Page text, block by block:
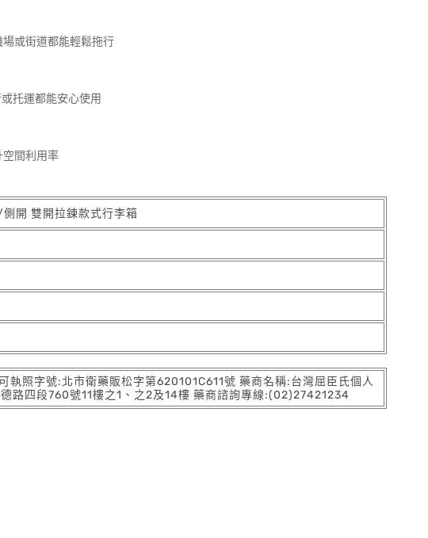
或街道都能輕鬆拖行
托運都能安心使用
空間利用率
開 雙開拉鍊款式行李箱
照字號:北市衛藥販松字第620101C611號 藥商名稱:台灣屈臣氏個人
路四段760號11樓之1、之2及14樓 藥商諮詢專線:(02)27421234